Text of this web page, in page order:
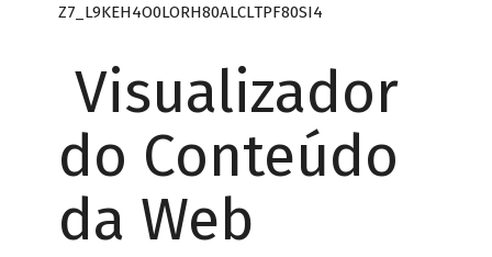
Z7_L9KEH4O0LORH80ALCLTPF80SI4
Visualizador
do Conteúdo
da Web